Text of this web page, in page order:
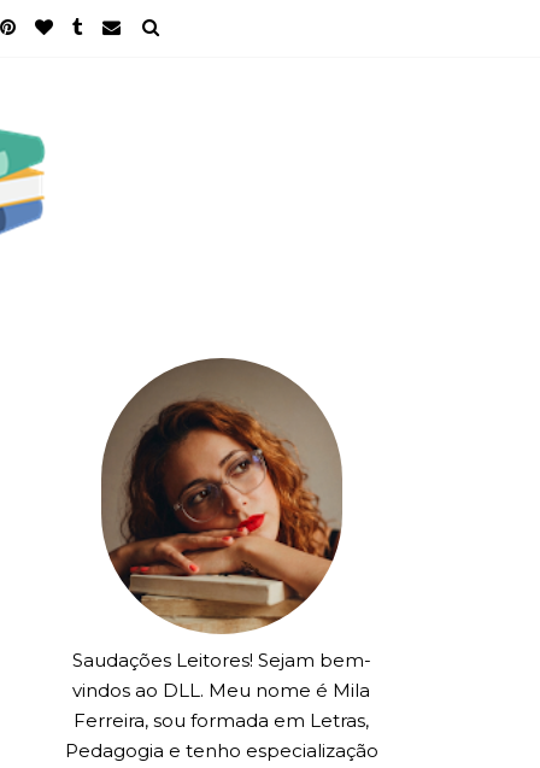
Saudações Leitores! Sejam bem-
vindos ao DLL. Meu nome é Mila
Ferreira, sou formada em Letras,
Pedagogia e tenho especialização